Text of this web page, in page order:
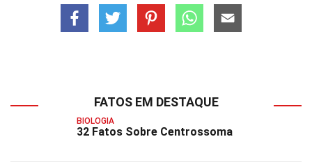
FATOS EM DESTAQUE
BIOLOGIA
32 Fatos Sobre Centrossoma